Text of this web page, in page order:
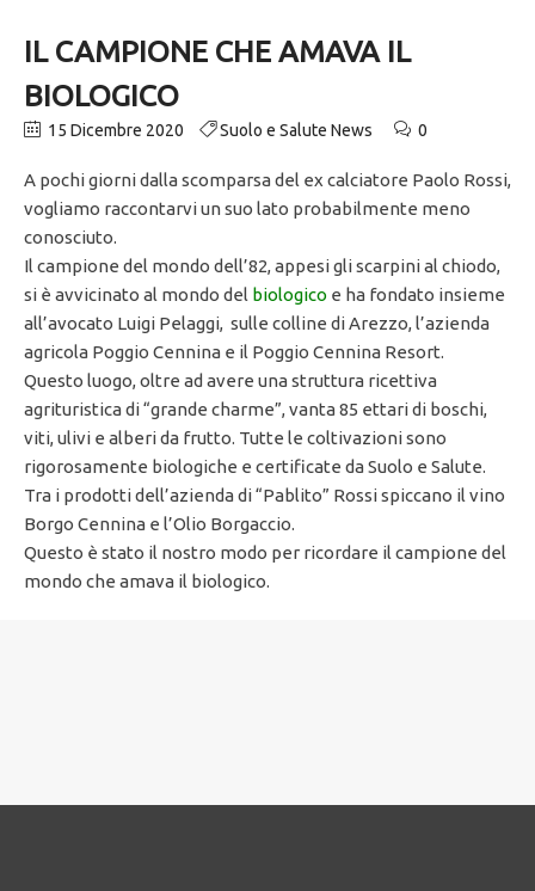
IL CAMPIONE CHE AMAVA IL
BIOLOGICO
15 Dicembre 2020 Suolo e Salute News 0
A pochi giorni dalla scomparsa del ex calciatore Paolo Rossi,
vogliamo raccontarvi un suo lato probabilmente meno
conosciuto.
Il campione del mondo dell’82, appesi gli scarpini al chiodo,
si è avvicinato al mondo del biologico e ha fondato insieme
all’avocato Luigi Pelaggi, sulle colline di Arezzo, l’azienda
agricola Poggio Cennina e il Poggio Cennina Resort.
Questo luogo, oltre ad avere una struttura ricettiva
agrituristica di “grande charme”, vanta 85 ettari di boschi,
viti, ulivi e alberi da frutto. Tutte le coltivazioni sono
rigorosamente biologiche e certificate da Suolo e Salute.
Tra i prodotti dell’azienda di “Pablito” Rossi spiccano il vino
Borgo Cennina e l’Olio Borgaccio.
Questo è stato il nostro modo per ricordare il campione del
mondo che amava il biologico.